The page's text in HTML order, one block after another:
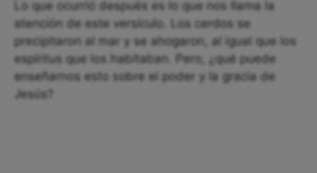
Lo que ocurrió después es lo que nos llama la
atención de este versículo. Los cerdos se
precipitaron al mar y se ahogaron, al igual que los
espíritus que los habitaban. Pero, ¿qué puede
enseñarnos esto sobre el poder y la gracia de
Jesús?